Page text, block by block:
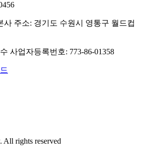
사 주소: 경기도 수원시 영통구 월드컵
사업자등록번호: 773-86-01358
rights reserved